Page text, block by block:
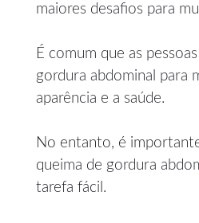
maiores desafios para
É comum que as
gordura abdominal para
aparência e a saúde.
No entanto, é
queima de gordura
tarefa fácil.